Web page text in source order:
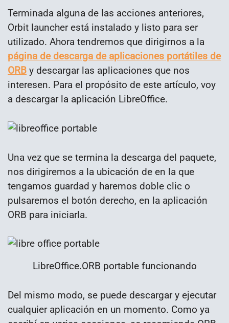
Terminada alguna de las acciones anteriores,
Orbit launcher está instalado y listo para ser
utilizado. Ahora tendremos que dirigirnos a la
página de descarga de aplicaciones portátiles de
ORB y descargar las aplicaciones que nos
interesen. Para el propósito de este artículo, voy
a descargar la aplicación LibreOffice.
Una vez que se termina la descarga del paquete,
nos dirigiremos a la ubicación de en la que
tengamos guardad y haremos doble clic o
pulsaremos el botón derecho, en la aplicación
ORB para iniciarla.
LibreOffice.ORB portable funcionando
Del mismo modo, se puede descargar y ejecutar
cualquier aplicación en un momento. Como ya